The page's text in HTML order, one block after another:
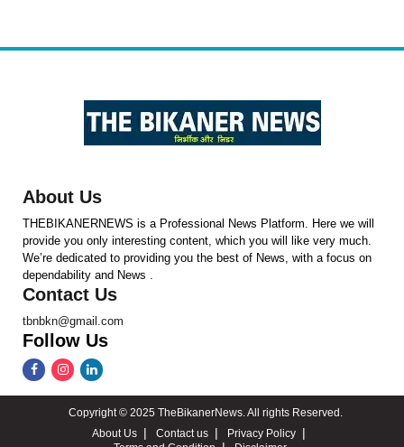
About Us
THEBIKANERNEWS is a Professional News Platform. Here we will
provide you only interesting content, which you will like very much.
We’re dedicated to providing you the best of News, with a focus on
dependability and News .
Contact Us
tbnbkn@gmail.com
Follow Us
Copyright © 2025 TheBikanerNews. All rights Reserved.
About Us
Contact us
Privacy Policy